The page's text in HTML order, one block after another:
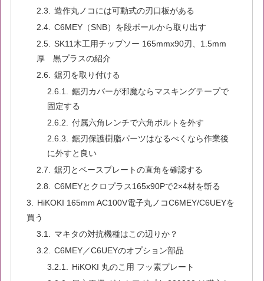
造作丸ノコには可動式の刃口板がある
C6MEY（SNB）を段ボールから取り出す
SK11木工用チップソー 165mmx90刃、1.5mm
厚 黒プラスの紹介
鋸刃を取り付ける
鋸刃カバーが邪魔ならマスキングテープで
固定する
付属六角レンチで六角ボルトを外す
鋸刃保護樹脂パーツはなるべくなら作業後
に外すと良い
鋸刃とベースプレートの直角を確認する
C6MEYとクロプラス165x90Pで2×4材を斬る
HiKOKI 165mm AC100V電子丸ノコC6MEY/C6UEYを
買う
マキタの対抗機種はこの辺りか？
C6MEY／C6UEYのオプション部品
HiKOKI 丸のこ用 フッ素プレート